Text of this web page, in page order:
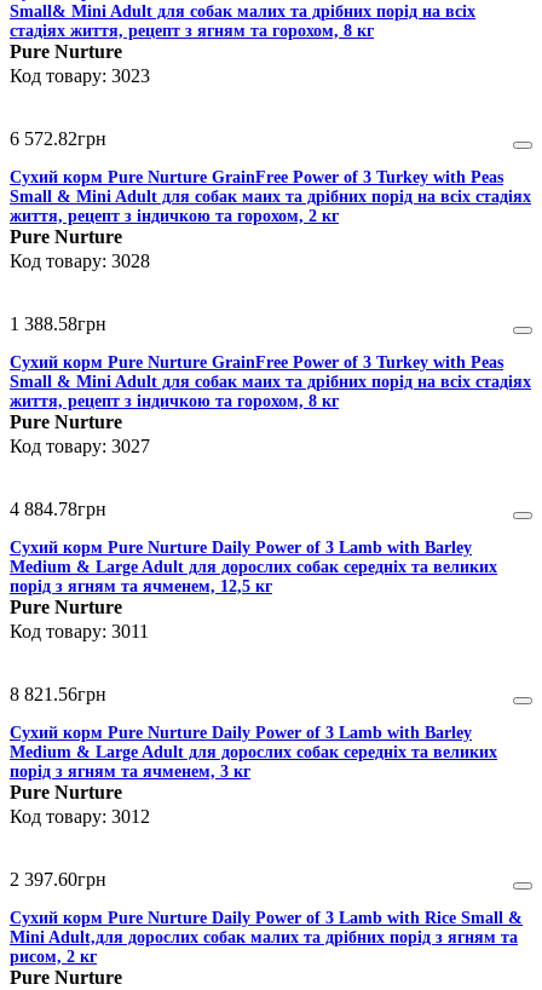
Small& Mini Adult для собак малих та дрібних порід на всіх
стадіях життя, рецепт з ягням та горохом, 8 кг
Pure Nurture
3023
6 572.82грн
Сухий корм Pure Nurture GrainFree Power of 3 Turkey with Peas
Small & Mini Adult для собак маих та дрібних порід на всіх стадіях
життя, рецепт з індичкою та горохом, 2 кг
Pure Nurture
3028
1 388.58грн
Сухий корм Pure Nurture GrainFree Power of 3 Turkey with Peas
Small & Mini Adult для собак маих та дрібних порід на всіх стадіях
життя, рецепт з індичкою та горохом, 8 кг
Pure Nurture
3027
4 884.78грн
Сухий корм Pure Nurture Daily Power of 3 Lamb with Barley
Medium & Large Adult для дорослих собак середніх та великих
порід з ягням та ячменем, 12,5 кг
Pure Nurture
3011
8 821 .56грн
Сухий корм Pure Nurture Daily Power of 3 Lamb with Barley
Medium & Large Adult для дорослих собак середніх та великих
порід з ягням та ячменем, 3 кг
Pure Nurture
3012
2 397.60грн
Сухий корм Pure Nurture Daily Power of 3 Lamb with Rice Small &
Mini Adult,для дорослих собак малих та дрібних порід з ягням та
рисом, 2 кг
Pure Nurture